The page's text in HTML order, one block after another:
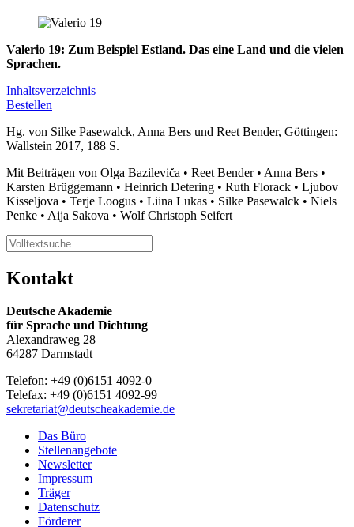
Valerio 19: Zum Beispiel Estland. Das eine Land und die vielen
Sprachen.
Inhaltsverzeichnis
Bestellen
Hg. von Silke Pasewalck, Anna Bers und Reet Bender, Göttingen:
Wallstein 2017, 188 S.
Mit Beiträgen von Olga Bazileviča • Reet Bender • Anna Bers •
Karsten Brüggemann • Heinrich Detering • Ruth Florack • Ljubov
Kisseljova • Terje Loogus • Liina Lukas • Silke Pasewalck • Niels
Penke • Aija Sakova • Wolf Christoph Seifert
Kontakt
Deutsche Akademie
für Sprache und Dichtung
Alexandraweg 28
64287 Darmstadt
Telefon: +49 (0)6151 4092-0
Telefax: +49 (0)6151 4092-99
sekretariat@deutscheakademie.de
Das Büro
Stellenangebote
Newsletter
Impressum
Träger
Datenschutz
Förderer